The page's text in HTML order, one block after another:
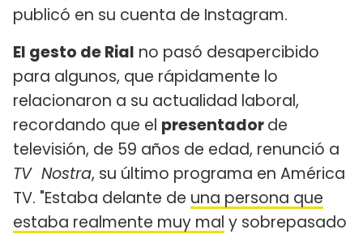
publicó en su cuenta de Instagram.
El gesto de Rial no pasó desapercibido
para algunos, que rápidamente lo
relacionaron a su actualidad laboral,
recordando que el presentadorde
televisión, de 59 años de edad, renunció a
TV Nostra, su último programa en América
TV. "Estaba delante de una persona que
estaba realmente muy mal y sobrepasado